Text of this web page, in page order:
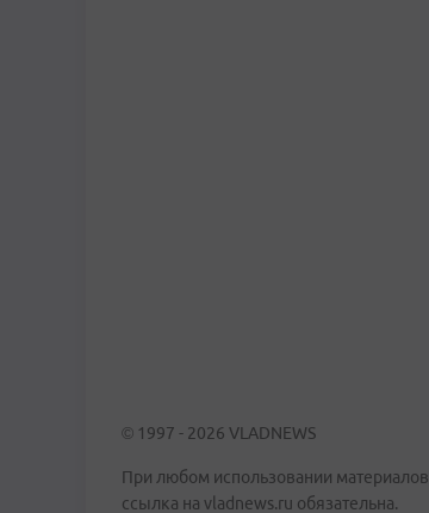
© 1997 - 2026 VLADNEWS
При любом использовании материалов
ссылка на vladnews.ru обязательна.